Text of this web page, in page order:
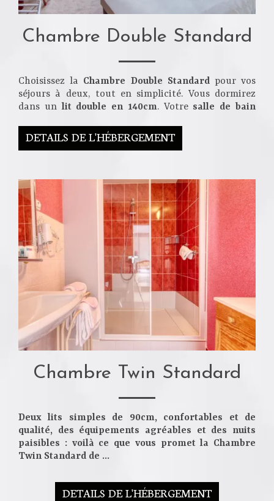
Chambre Double Standard
Choisissez la Chambre Double Standardpour vos
séjours à deux, tout en simplicité. Vous dormirez
dans unlit double en 140cm. Votresalle de bain
DETAILS DE L'HÉBERGEMENT
Chambre Twin Standard
Deux lits simples de 90cm, confortables et de
qualité, des équipements agréables et des nuits
paisibles : voilà ce que vous promet la Chambre
Twin Standard de ...
DETAILS DE L'HÉBERGEMENT